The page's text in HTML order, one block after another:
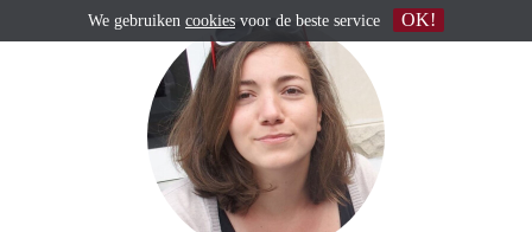
We gebruiken cookies voor de beste service OK!